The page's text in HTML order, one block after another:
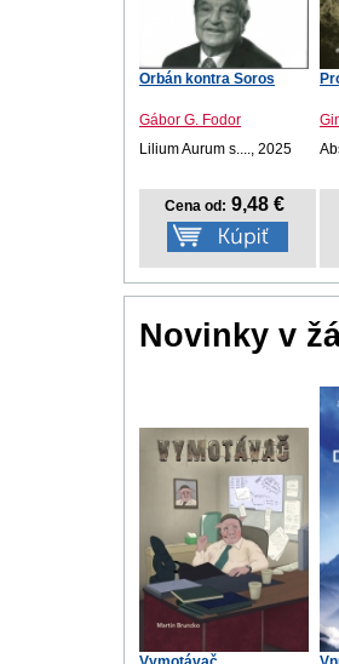
Orbán kontra Soros
Gábor G. Fodor
Lilium Aurum s...., 2025
Cena od: 9,48 €
Novinky v